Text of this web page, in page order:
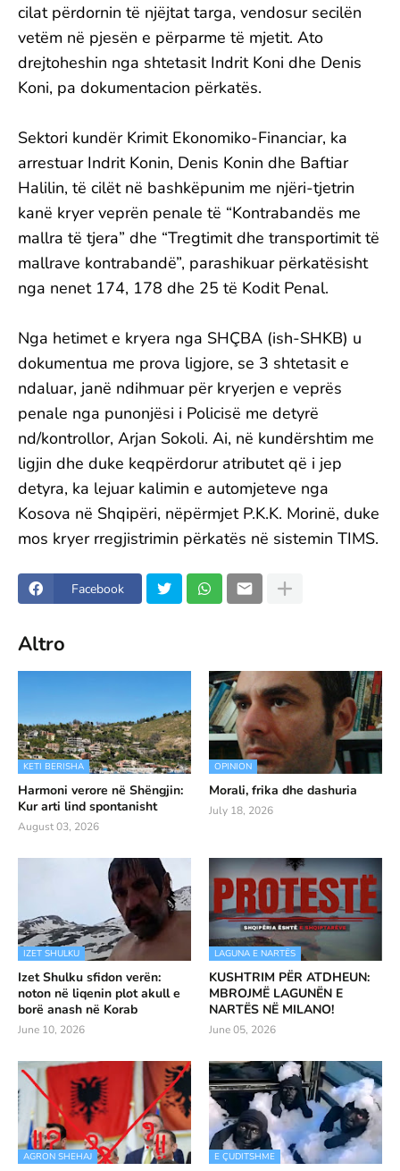
cilat përdornin të njëjtat targa, vendosur secilën
vetëm në pjesën e përparme të mjetit. Ato
drejtoheshin nga shtetasit Indrit Koni dhe Denis
Koni, pa dokumentacion përkatës.
Sektori kundër Krimit Ekonomiko-Financiar, ka
arrestuar Indrit Konin, Denis Konin dhe Baftiar
Halilin, të cilët në bashkëpunim me njëri-tjetrin
kanë kryer veprën penale të “Kontrabandës me
mallra të tjera” dhe “Tregtimit dhe transportimit të
mallrave kontrabandë”, parashikuar përkatësisht
nga nenet 174, 178 dhe 25 të Kodit Penal.
Nga hetimet e kryera nga SHÇBA (ish-SHKB) u
dokumentua me prova ligjore, se 3 shtetasit e
ndaluar, janë ndihmuar për kryerjen e veprës
penale nga punonjësi i Policisë me detyrë
nd/kontrollor, Arjan Sokoli. Ai, në kundërshtim me
ligjin dhe duke keqpërdorur atributet që i jep
detyra, ka lejuar kalimin e automjeteve nga
Kosova në Shqipëri, nëpërmjet P.K.K. Morinë, duke
mos kryer rregjistrimin përkatës në sistemin TIMS.
Facebook
Altro
KETI BERISHA
Harmoni verore në Shëngjin:
Kur arti lind spontanisht
August 03, 2026
OPINION
Morali, frika dhe dashuria
July 18, 2026
IZET SHULKU
Izet Shulku sfidon verën:
noton në liqenin plot akull e
borë anash në Korab
June 10, 2026
LAGUNA E NARTËS
KUSHTRIM PËR ATDHEUN:
MBROJMË LAGUNËN E
NARTËS NË MILANO!
June 05, 2026
AGRON SHEHAJ E ÇUDITSHME